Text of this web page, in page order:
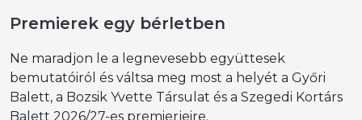
Premierek egy bérletben
Ne maradjon le a legnevesebb együttesek
bemutatóiról és váltsa meg most a helyét a Győri
Balett, a Bozsik Yvette Társulat és a Szegedi Kortárs
Balett 2026/27-es premierjeire.